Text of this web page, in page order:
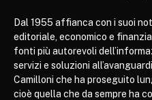
Dal 1955 affianca con i suoi
editoriale, economico e
fonti più autorevoli
servizi e soluzioni
Camilloni che ha proseguito
cioè quella che da sempre ha